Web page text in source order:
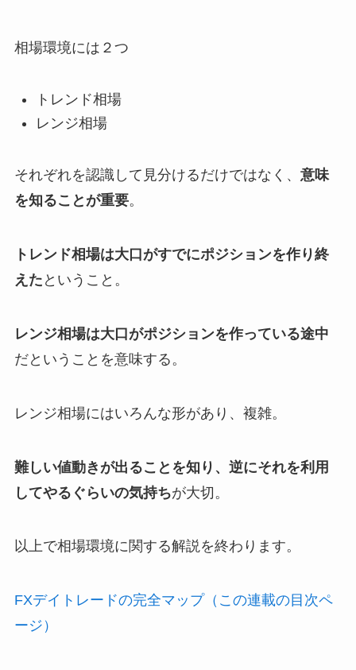
相場環境には２つ
トレンド相場
レンジ相場
それぞれを認識して見分けるだけではなく、 意味
を知ることが重要。
トレンド相場は大口がすでにポジションを作り終
えた ということ。
レンジ相場は大口がポジションを作っている途中
だということを意味する。
レンジ相場にはいろんな形があり、複雑。
難しい値動きが出ることを知り、逆にそれを利用
してやるぐらいの気持ちが大切。
以上で相場環境に関する解説を終わります。
FXデイトレードの完全マップ（この連載の目次ペ
ージ）